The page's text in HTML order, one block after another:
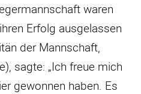
waren
Erfolg ausgelassen
der Mannschaft,
sagte: „Ich freue mich
gewonnen haben. Es